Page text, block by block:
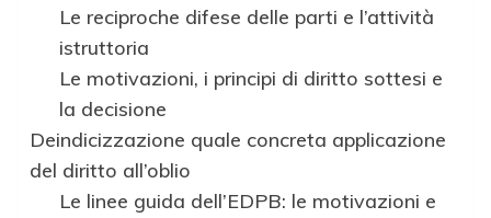
Le reciproche difese delle parti e l’attività
istruttoria
Le motivazioni, i principi di diritto sottesi e
la decisione
Deindicizzazione quale concreta applicazione
del diritto all’oblio
Le linee guida dell’EDPB: le motivazioni e